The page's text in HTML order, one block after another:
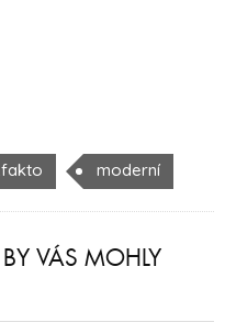
moderní
VÁS MOHLY